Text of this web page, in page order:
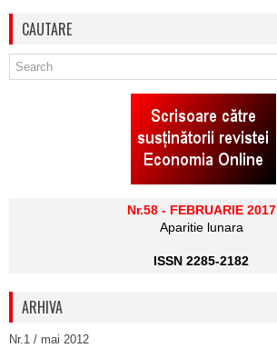
CAUTARE
Nr.58 - FEBRUARIE 2017
Aparitie lunara
ISSN 2285-2182
ARHIVA
Nr.1 / mai 2012